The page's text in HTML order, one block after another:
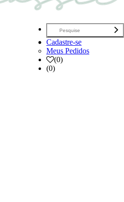
Cadastre-se
Meus Pedidos
(0)
(0)